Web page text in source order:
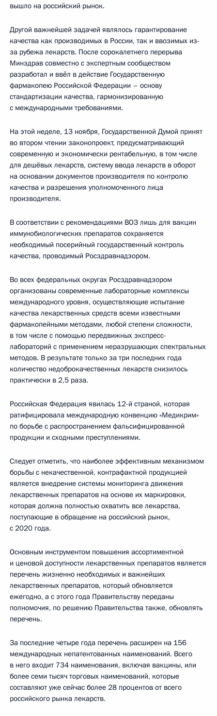
вышло на российский рынок.
Другой важнейшей задачей являлось гарантирование
качества как производимых в России, так и ввозимых из-
за рубежа лекарств. После сорокалетнего перерыва
Минздрав совместно с экспертным сообществом
разработал и ввёл в действие Государственную
фармакопею Российской Федерации – основу
стандартизации качества, гармонизированную
с международными требованиями.
На этой неделе, 13 ноября, Государственной Думой принят
во втором чтении законопроект, предусматривающий
современную и экономически рентабельную, в том числе
для дешёвых лекарств, систему ввода лекарств в оборот
на основании документов производителя по контролю
качества и разрешения уполномоченного лица
производителя.
В соответствии с рекомендациями ВОЗ лишь для вакцин
иммунобиологических препаратов сохраняется
необходимый посерийный государственный контроль
качества, проводимый Росздравнадзором.
Во всех федеральных округах Росздравнадзором
организованы современные лабораторные комплексы
международного уровня, осуществляющие испытание
качества лекарственных средств всеми известными
фармакопейными методами, любой степени сложности,
в том числе с помощью передвижных экспресс-
лабораторий с применением неразрушающих спектральных
методов. В результате только за три последних года
количество недоброкачественных лекарств снизилось
практически в 2,5 раза.
Российская Федерация явилась 12-й страной, которая
ратифицировала международную конвенцию «Медикрим»
по борьбе с распространением фальсифицированной
продукции и сходными преступлениями.
Следует отметить, что наиболее эффективным механизмом
борьбы с некачественной, контрафактной продукцией
является внедрение системы мониторинга движения
лекарственных препаратов на основе их маркировки,
которая должна полностью охватить все лекарства,
поступающие в обращение на российский рынок,
с 2020 года.
Основным инструментом повышения ассортиментной
и ценовой доступности лекарственных препаратов является
перечень жизненно необходимых и важнейших
лекарственных препаратов, который обновляется
ежегодно, а с этого года Правительству переданы
полномочия, по решению Правительства также, обновлять
перечень.
За последние четыре года перечень расширен на 156
международных непатентованных наименований. Всего
в него входит 734 наименования, включая вакцины, или
более семи тысяч торговых наименований, которые
составляют уже сейчас более 28 процентов от всего
российского рынка лекарств.